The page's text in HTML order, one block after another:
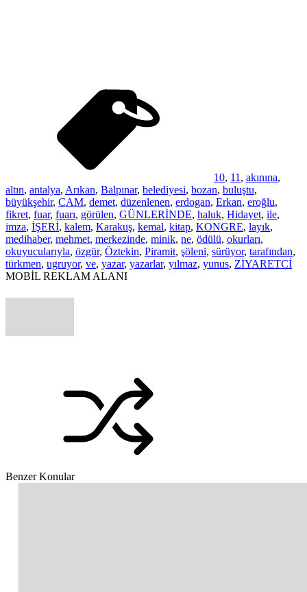
10, 11 , akınına,
altın, antalya, Arıkan, Balpınar, belediyesi, bozan, buluştu,
büyükşehir, CAM, demet, düzenlenen, erdogan, Erkan, eroğlu,
fikret, fuar, fuarı, görülen, GÜNLERİNDE, haluk, Hidayet, ile,
imza, İŞERİ, kalem, Karakuş, kemal, kitap, KONGRE, layık,
medihaber, mehmet, merkezinde, minik, ne, ödülü, okurları,
okuyucularıyla, özgür, Öztekin, Piramit, şöleni, sürüyor, tarafından,
türkmen, ugruyor, ve, yazar, yazarlar, yılmaz, yunus, ZİYARETCİ
MOBİL REKLAM ALANI
Benzer Konular